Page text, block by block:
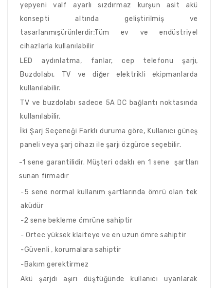
yepyeni valf ayarlı sızdırmaz kurşun asit akü
konsepti altında geliştirilmiş ve
tasarlanmışürünlerdir;Tüm ev ve endüstriyel
cihazlarla kullanılabilir
LED aydınlatma, fanlar, cep telefonu şarjı,
Buzdolabı, TV ve diğer elektrikli ekipmanlarda
kullanılabilir.
TV ve buzdolabı sadece 5A DC bağlantı noktasında
kullanılabilir.
İki Şarj Seçeneği Farklı duruma göre, Kullanıcı güneş
paneli veya şarj cihazı ile şarjı özgürce seçebilir.
-1 sene garantilidir. Müşteri odaklı en 1 sene şartları
sunan firmadır
-5 sene normal kullanım şartlarında ömrü olan tek
aküdür
-2 sene bekleme ömrüne sahiptir
- Ortec yüksek klaiteye ve en uzun ömre sahiptir
-Güvenli , korumalara sahiptir
-Bakım gerektirmez
Akü şarjdı aşırı düştüğünde kullanıcı uyarılarak